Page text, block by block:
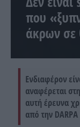
που
άκρων σε
Ενδιαφέρον
αναφέρεται
αυτή έρευνα
από την